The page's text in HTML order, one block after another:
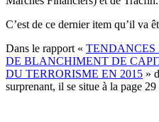
C’est de ce dernier item qu’il va
Dans le rapport « TENDANCES
DE BLANCHIMENT DE
DU TERRORISME EN 2015 »
surprenant, il se situe à la page 29